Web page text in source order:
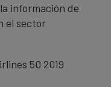
información de
el sector
50 2019